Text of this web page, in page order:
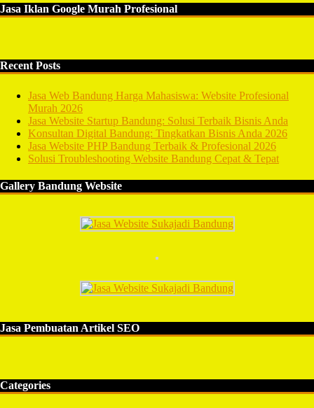
Jasa Iklan Google Murah Profesional
Recent Posts
Jasa Web Bandung Harga Mahasiswa: Website Profesional
Murah 2026
Jasa Website Startup Bandung: Solusi Terbaik Bisnis Anda
Konsultan Digital Bandung: Tingkatkan Bisnis Anda 2026
Jasa Website PHP Bandung Terbaik & Profesional 2026
Solusi Troubleshooting Website Bandung Cepat & Tepat
Gallery Bandung Website
Jasa Pembuatan Artikel SEO
Categories